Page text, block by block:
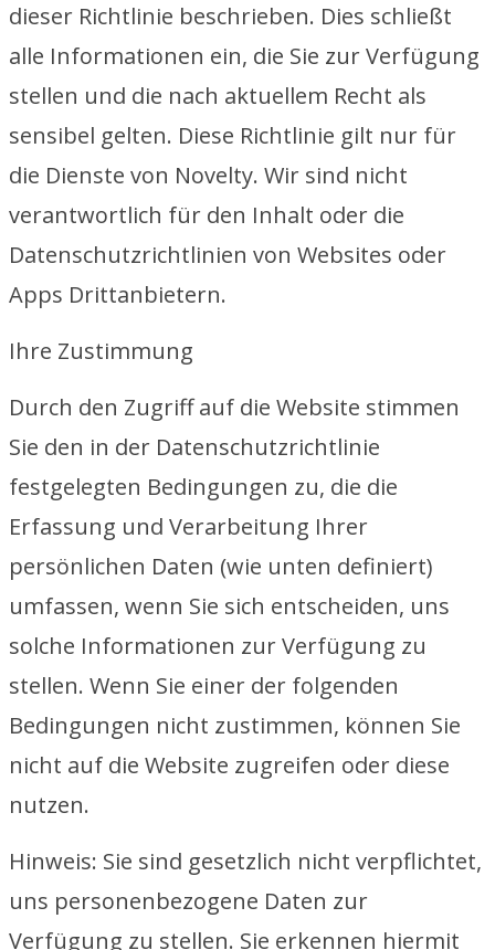
dieser Richtlinie beschrieben. Dies schließt
alle Informationen ein, die Sie zur Verfügung
stellen und die nach aktuellem Recht als
sensibel gelten. Diese Richtlinie gilt nur für
die Dienste von Novelty. Wir sind nicht
verantwortlich für den Inhalt oder die
Datenschutzrichtlinien von Websites oder
Apps Drittanbietern.
Ihre Zustimmung
Durch den Zugriff auf die Website stimmen
Sie den in der Datenschutzrichtlinie
festgelegten Bedingungen zu, die die
Erfassung und Verarbeitung Ihrer
persönlichen Daten (wie unten definiert)
umfassen, wenn Sie sich entscheiden, uns
solche Informationen zur Verfügung zu
stellen. Wenn Sie einer der folgenden
Bedingungen nicht zustimmen, können Sie
nicht auf die Website zugreifen oder diese
nutzen.
Hinweis: Sie sind gesetzlich nicht verpflichtet,
uns personenbezogene Daten zur
Verfügung zu stellen. Sie erkennen hiermit